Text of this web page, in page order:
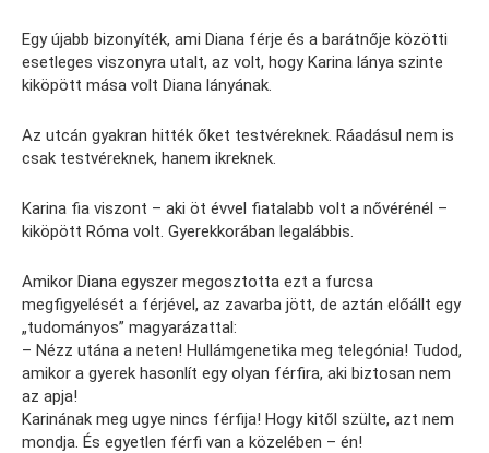
Egy újabb bizonyíték, ami Diana férje és a barátnője közötti
esetleges viszonyra utalt, az volt, hogy Karina lánya szinte
kiköpött mása volt Diana lányának.
Az utcán gyakran hitték őket testvéreknek. Ráadásul nem is
csak testvéreknek, hanem ikreknek.
Karina fia viszont – aki öt évvel fiatalabb volt a nővérénél –
kiköpött Róma volt. Gyerekkorában legalábbis.
Amikor Diana egyszer megosztotta ezt a furcsa
megfigyelését a férjével, az zavarba jött, de aztán előállt egy
„tudományos” magyarázattal:
– Nézz utána a neten! Hullámgenetika meg telegónia! Tudod,
amikor a gyerek hasonlít egy olyan férfira, aki biztosan nem
az apja!
Karinának meg ugye nincs férfija! Hogy kitől szülte, azt nem
mondja. És egyetlen férfi van a közelében – én!